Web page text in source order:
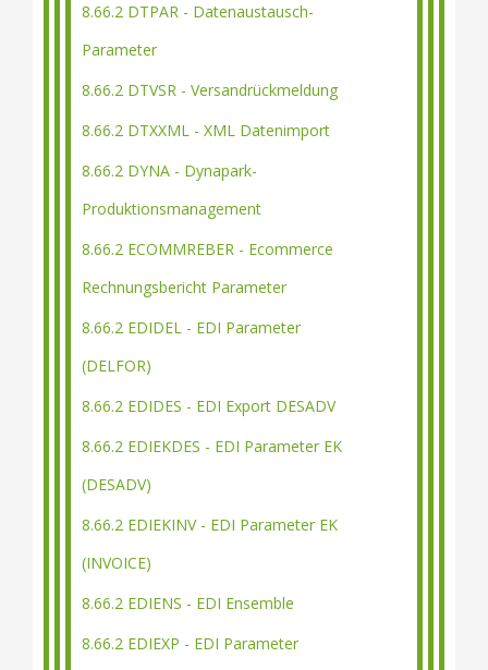
8.66.2 DTPAR - Datenaustausch-
Parameter
8.66.2 DTVSR - Versandrückmeldung
8.66.2 DTXXML - XML Datenimport
8.66.2 DYNA - Dynapark-
Produktionsmanagement
8.66.2 ECOMMREBER - Ecommerce
Rechnungsbericht Parameter
8.66.2 EDIDEL - EDI Parameter
(DELFOR)
8.66.2 EDIDES - EDI Export DESADV
8.66.2 EDIEKDES - EDI Parameter EK
(DESADV)
8.66.2 EDIEKINV - EDI Parameter EK
(INVOICE)
8.66.2 EDIENS - EDI Ensemble
8.66.2 EDIEXP - EDI Parameter